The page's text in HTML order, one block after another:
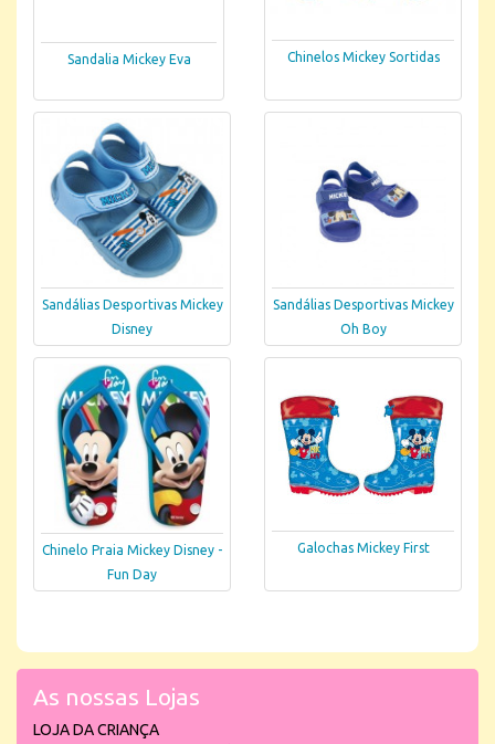
Sandalia Mickey Eva Chinelos Mickey Sortidas
Sandálias Desportivas Mickey
Disney
Sandálias Desportivas Mickey
Oh Boy
Chinelo Praia Mickey Disney -
Fun Day
Galochas Mickey First
As nossas Lojas
LOJA DA CRIANÇA